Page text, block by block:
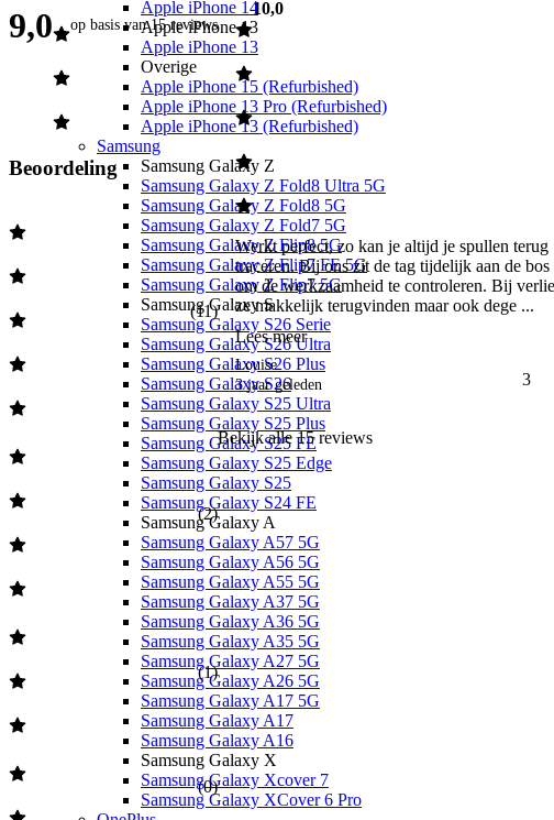
Apple iPhone 14
Apple iPhone 13
Apple iPhone 13
Overige
Apple iPhone 15 (Refurbished)
Apple iPhone 13 Pro (Refurbished)
Apple iPhone 13 (Refurbished)
Samsung
Samsung Galaxy Z
Samsung Galaxy Z Fold8 Ultra 5G
Samsung Galaxy Z Fold8 5G
Samsung Galaxy Z Fold7 5G
Samsung Galaxy Z Flip8 5G
Samsung Galaxy Z Flip7 FE 5G
Samsung Galaxy Z Flip7 5G
Samsung Galaxy S
Samsung Galaxy S26 Serie
Samsung Galaxy S26 Ultra
Samsung Galaxy S26 Plus
Samsung Galaxy S26
Samsung Galaxy S25 Ultra
Samsung Galaxy S25 Plus
Samsung Galaxy S25 FE
Samsung Galaxy S25 Edge
Samsung Galaxy S25
Samsung Galaxy S24 FE
Samsung Galaxy A
Samsung Galaxy A57 5G
Samsung Galaxy A56 5G
Samsung Galaxy A55 5G
Samsung Galaxy A37 5G
Samsung Galaxy A36 5G
Samsung Galaxy A35 5G
Samsung Galaxy A27 5G
Samsung Galaxy A26 5G
Samsung Galaxy A17 5G
Samsung Galaxy A17
Samsung Galaxy A16
Samsung Galaxy X
Samsung Galaxy Xcover 7
Samsung Galaxy XCover 6 Pro
9,0 op basis van15 reviews
Beoordeling
(11)
(2)
(1)
(0)
10,0
Werkt perfect, zo kan je altijd je spullen terug
traceren. Bij ons zit de tag tijdelijk aan de bos
om de werkzaamheid te controleren. Bij
ze makkelijk terugvinden maar ook dege ...
Lees meer
Louise
3 jaar geleden
3
Bekijk alle15reviews